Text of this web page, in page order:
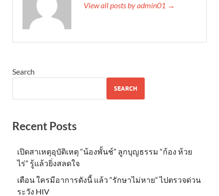
View all posts by admin01 →
Search
SEARCH
Recent Posts
เปิดสาเหตุอุบัติเหตุ “น้องพั้นช์” ลูกบุญธรรม “ก้อง ห้วย
ไร่” รู้แล้วยิ่งสลดใจ
เตือน ใครมีอาการดังนี้ แล้ว “รักษาไม่หาย” ไปตรวจด่วน
ระวัง HIV